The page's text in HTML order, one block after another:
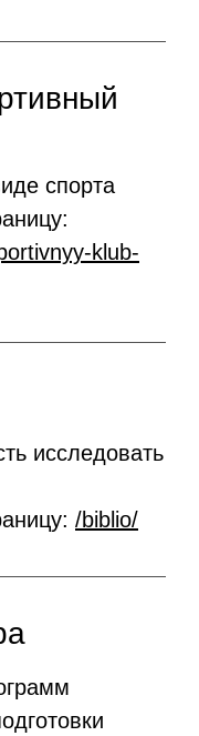
спорта
klub-
исследовать
/biblio/